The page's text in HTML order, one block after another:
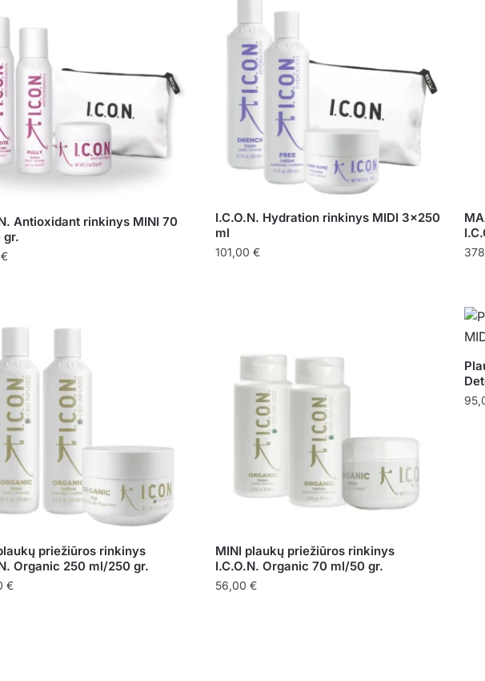
Antioxidant rinkinys MINI 70
gr.
€
I.C.O.N. Hydration rinkinys MIDI 3×250
ml
101,00 €
priežiūros rinkinys
Organic 250 ml/250 gr.
€
MINI plaukų priežiūros rinkinys
I.C.O.N. Organic 70 ml/50 gr.
56,00 €